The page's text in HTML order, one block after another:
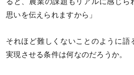
ると、農業の課題もリアルに感じら
思いを伝えられますから」
それほど難しくないことのように語
実現させる条件は何なのだろうか。